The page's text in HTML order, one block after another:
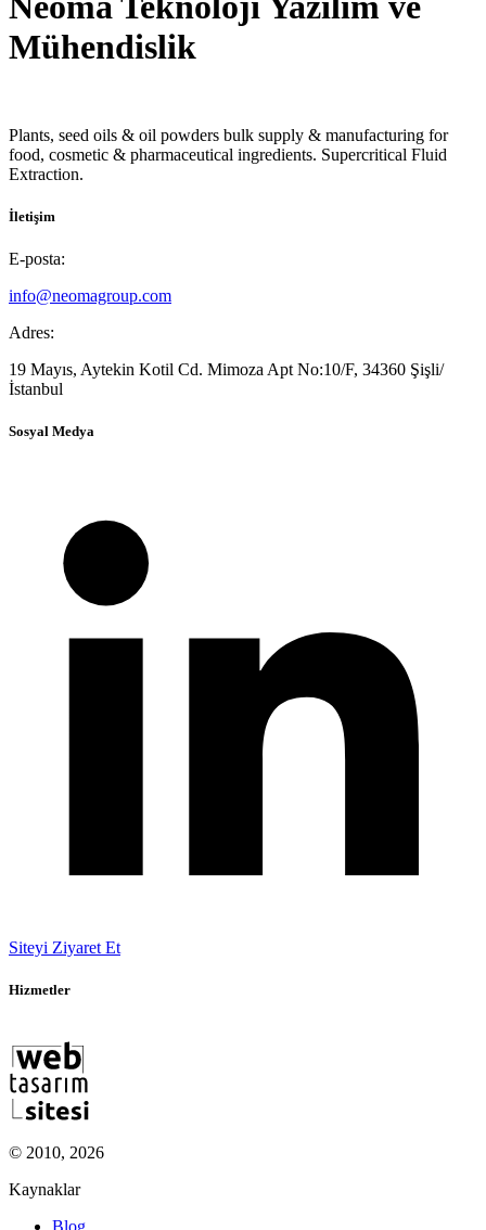
Mühendislik
Plants, seed oils & oil powders bulk supply & manufacturing for
food, cosmetic & pharmaceutical ingredients. Supercritical Fluid
Extraction.
İletişim
E-posta:
info@neomagroup.com
Adres:
19 Mayıs, Aytekin Kotil Cd. Mimoza Apt No:10/F, 34360 Şişli/
İstanbul
Sosyal Medya
Siteyi Ziyaret Et
Hizmetler
© 2010, 2026
Kaynaklar
Blog